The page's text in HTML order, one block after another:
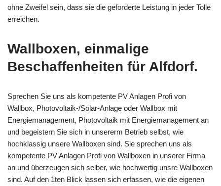
ohne Zweifel sein, dass sie die geforderte Leistung in jeder Tolle
erreichen.
Wallboxen, einmalige
Beschaffenheiten für Alfdorf.
Sprechen Sie uns als kompetente PV Anlagen Profi von
Wallbox, Photovoltaik-/Solar-Anlage oder Wallbox mit
Energiemanagement, Photovoltaik mit Energiemanagement an
und begeistern Sie sich in unsererm Betrieb selbst, wie
hochklassig unsere Wallboxen sind. Sie sprechen uns als
kompetente PV Anlagen Profi von Wallboxen in unserer Firma
an und überzeugen sich selber, wie hochwertig unsre Wallboxen
sind. Auf den 1ten Blick lassen sich erfassen, wie die eigenen